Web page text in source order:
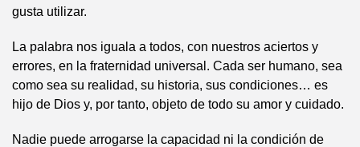
gusta utilizar.
La palabra nos iguala a todos, con nuestros aciertos y
errores, en la fraternidad universal. Cada ser humano, sea
como sea su realidad, su historia, sus condiciones… es
hijo de Dios y, por tanto, objeto de todo su amor y cuidado.
Nadie puede arrogarse la capacidad ni la condición de